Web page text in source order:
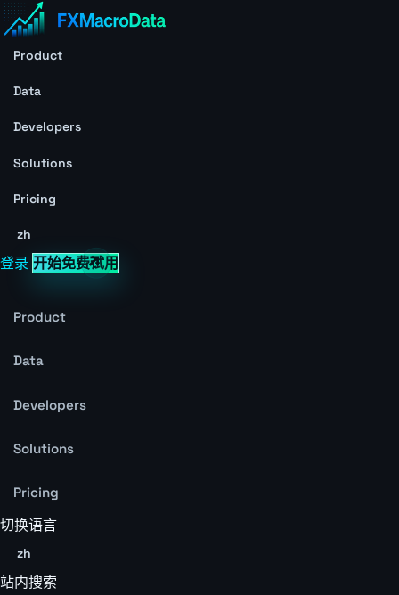
Product
Data
Developers
Solutions
Pricing
zh
登录 开始免费试用
Product
Data
Developers
Solutions
Pricing
切换语言
zh
站内搜索